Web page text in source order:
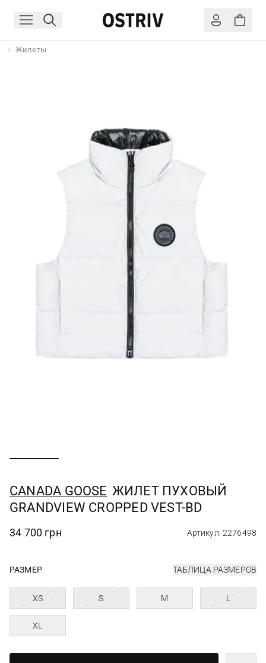
Жилеты
CANADA GOOSE ЖИЛЕТ ПУХОВЫЙ
GRANDVIEW CROPPED VEST-BD
34 700 грн Артикул: 2276498
РАЗМЕР ТАБЛИЦА РАЗМЕРОВ
XS S M L
XL